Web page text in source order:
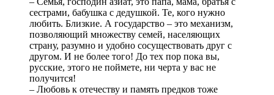
сестрами, бабушка с дедушкой. Те, кого нужно
любить. Близкие. А государство – это механизм,
позволяющий множеству семей, населяющих
страну, разумно и удобно сосуществовать друг с
другом. И не более того! До тех пор пока вы,
русские, этого не поймете, ни черта у вас не
получится!
– Любовь к отечеству и память предков тоже